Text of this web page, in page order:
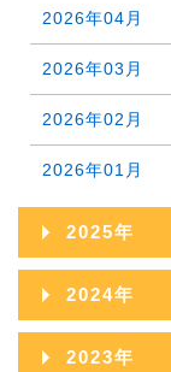
2026年04月
2026年03月
2026年02月
2026年01月
2025年
2025年12月
2025年11月
2024年
2024年12月
2023年